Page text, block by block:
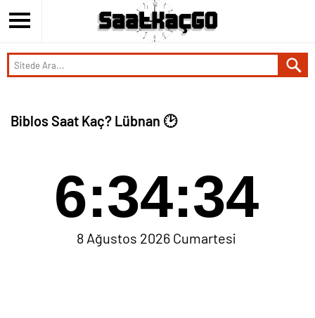
Biblos Saat Kaç? Lübnan 🕑
6:34:35
8 Ağustos 2026 Cumartesi